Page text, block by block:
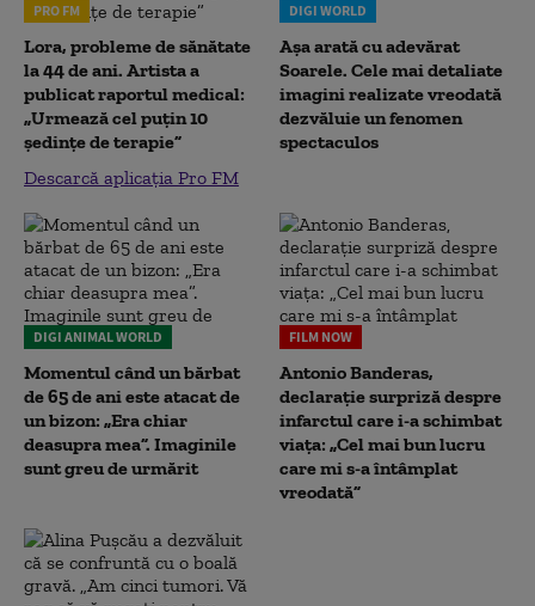
PRO FM
Lora, probleme de sănătate
la 44 de ani. Artista a
publicat raportul medical:
„Urmează cel puțin 10
ședințe de terapie”
Descarcă aplicația Pro FM
DIGI WORLD
Așa arată cu adevărat
Soarele. Cele mai detaliate
imagini realizate vreodată
dezvăluie un fenomen
spectaculos
DIGI ANIMAL WORLD
Momentul când un bărbat
de 65 de ani este atacat de
un bizon: „Era chiar
deasupra mea”. Imaginile
sunt greu de urmărit
FILM NOW
Antonio Banderas,
declarație surpriză despre
infarctul care i-a schimbat
viața: „Cel mai bun lucru
care mi s-a întâmplat
vreodată”